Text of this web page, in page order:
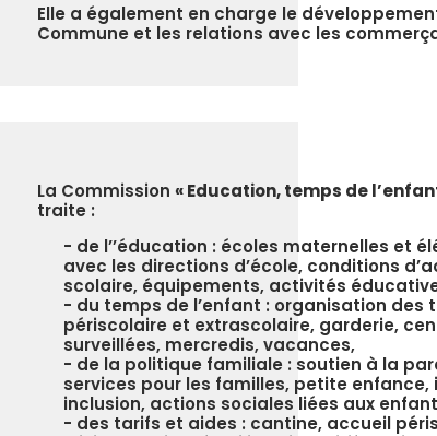
Elle a également en charge le
Commune et les relations avec les
La Commission « Education, temps de
traite :
de l’’éducation : écoles maternelles et
avec les directions d’école, conditions
scolaire, équipements, activités
du temps de l’enfant : organisation des
périscolaire et extrascolaire, garderie,
surveillées, mercredis, vacances,
de la politique familiale : soutien à la
services pour les familles, petite
inclusion, actions sociales liées aux
des tarifs et aides : cantine, accueil